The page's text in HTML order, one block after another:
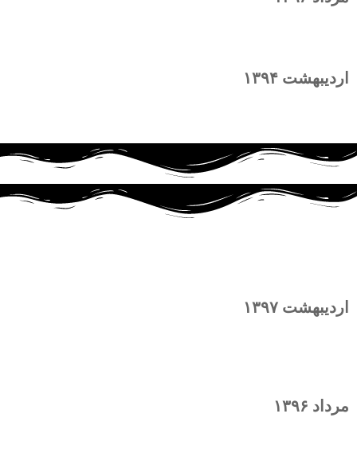
اردیبهشت ۱۳۹۴
اردیبهشت ۱۳۹۷
مرداد ۱۳۹۶